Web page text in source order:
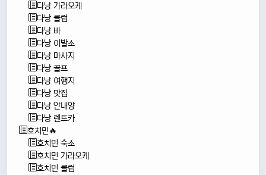
다낭 가라오케
다낭 클럽
다낭 바
다낭 이발소
다낭 마사지
다낭 골프
다낭 여행지
다낭 맛집
다낭 안내양
다낭 렌트카
호치민🔥
호치민 숙소
호치민 가라오케
호치민 클럽